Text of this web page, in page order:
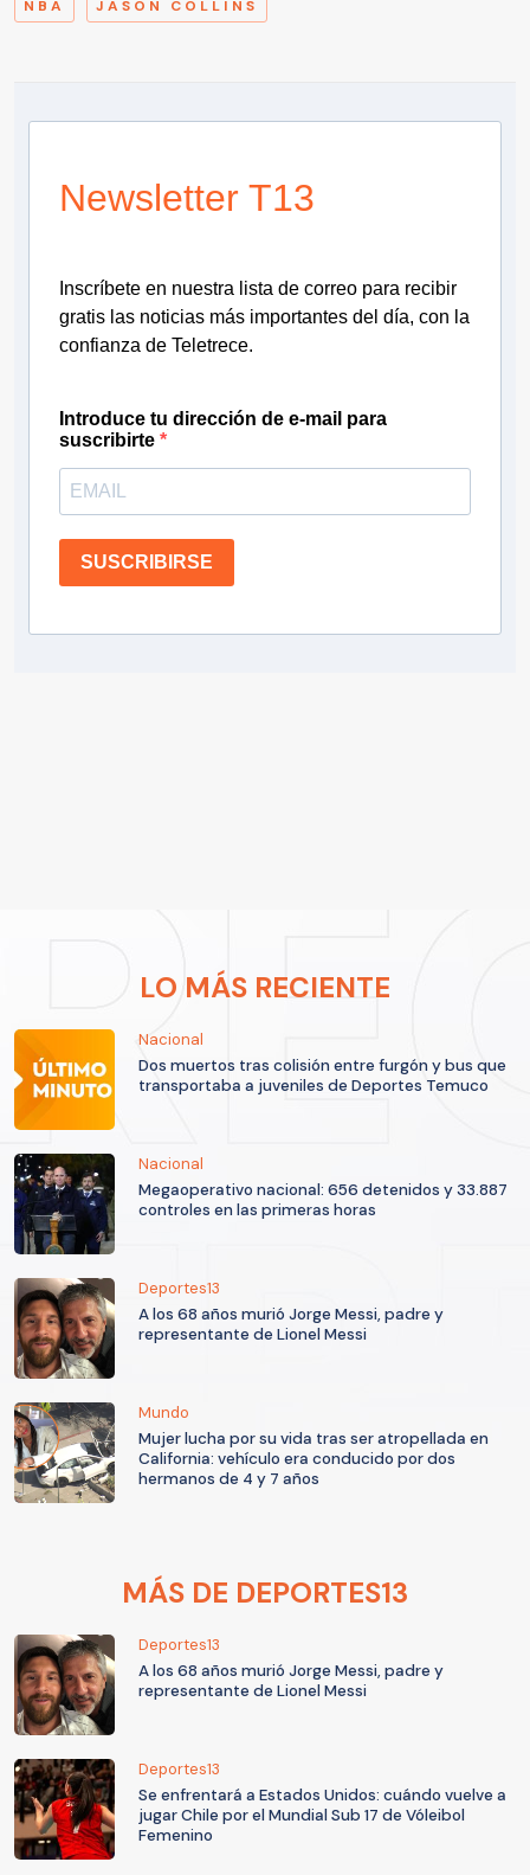
NBA JASON COLLINS
Newsletter T13
Inscríbete en nuestra lista de correo para recibir
gratis las noticias más importantes del día, con la
confianza de Teletrece.
Introduce tu dirección de e-mail para
suscribirte
SUSCRIBIRSE
LO MÁS RECIENTE
Nacional
Dos muertos tras colisión entre furgón y bus que
transportaba a juveniles de Deportes Temuco
Nacional
Megaoperativo nacional: 656 detenidos y 33.887
controles en las primeras horas
Deportes13
A los 68 años murió Jorge Messi, padre y
representante de Lionel Messi
Mundo
Mujer lucha por su vida tras ser atropellada en
California: vehículo era conducido por dos
hermanos de 4 y 7 años
MÁS DE DEPORTES13
Deportes13
A los 68 años murió Jorge Messi, padre y
representante de Lionel Messi
Deportes13
Se enfrentará a Estados Unidos: cuándo vuelve a
jugar Chile por el Mundial Sub 17 de Vóleibol
Femenino